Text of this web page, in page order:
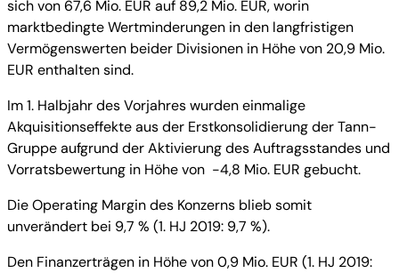
sich von 67,6 Mio. EUR auf 89,2 Mio. EUR, worin
marktbedingte Wertminderungen in den langfristigen
Vermögenswerten beider Divisionen in Höhe von 20,9 Mio.
EUR enthalten sind.
Im 1. Halbjahr des Vorjahres wurden einmalige
Akquisitionseffekte aus der Erstkonsolidierung der Tann-
Gruppe aufgrund der Aktivierung des Auftragsstandes und
Vorratsbewertung in Höhe von -4,8 Mio. EUR gebucht.
Die Operating Margin des Konzerns blieb somit
unverändert bei 9,7 % (1. HJ 2019: 9,7 %).
Den Finanzerträgen in Höhe von 0,9 Mio. EUR (1. HJ 2019: